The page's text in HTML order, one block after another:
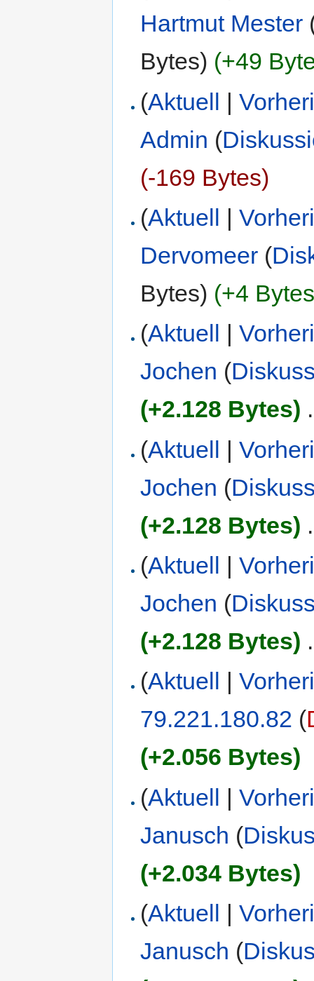
Hartmut Mester
Bytes) (+49
(Aktuell |
Admin (
(-169 Bytes)
(Aktuell |
Dervomeer (
Bytes) (+4
(Aktuell |
Jochen (
(+2.128 Bytes)
(Aktuell |
Jochen (
(+2.128 Bytes)
(Aktuell |
Jochen (
(+2.128 Bytes)
(Aktuell |
79.221.180.82 (
(+2.056 Bytes)
(Aktuell |
Janusch (
(+2.034 Bytes)
(Aktuell |
Janusch (